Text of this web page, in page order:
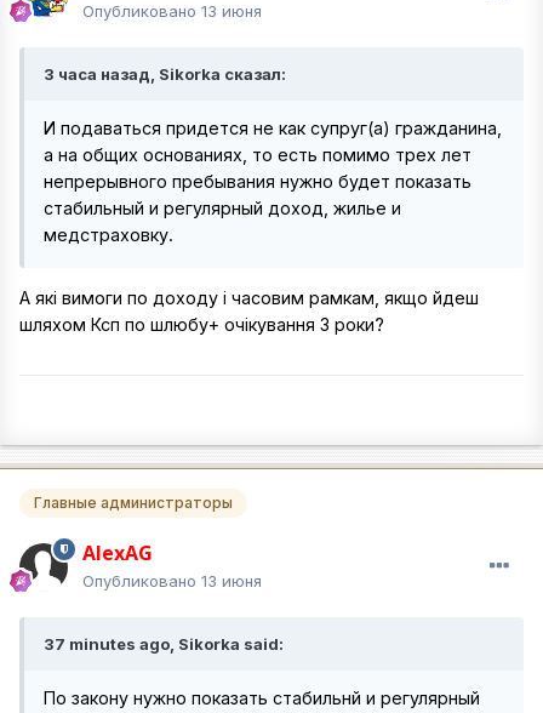
Опубликовано 13 июня
3 часа назад, Sikorka сказал:
И подаваться придется не как супруг(а) гражданина,
а на общих основаниях, то есть помимо трех лет
непрерывного пребывания нужно будет показать
стабильный и регулярный доход, жилье и
медстраховку.
А які вимоги по доходу і часовим рамкам, якщо йдеш
шляхом Ксп по шлюбу+ очікування 3 роки?
Главные администраторы
AlexAG
Опубликовано 13 июня
37 minutes ago, Sikorka said:
По закону нужно показать стабильнй и регулярный